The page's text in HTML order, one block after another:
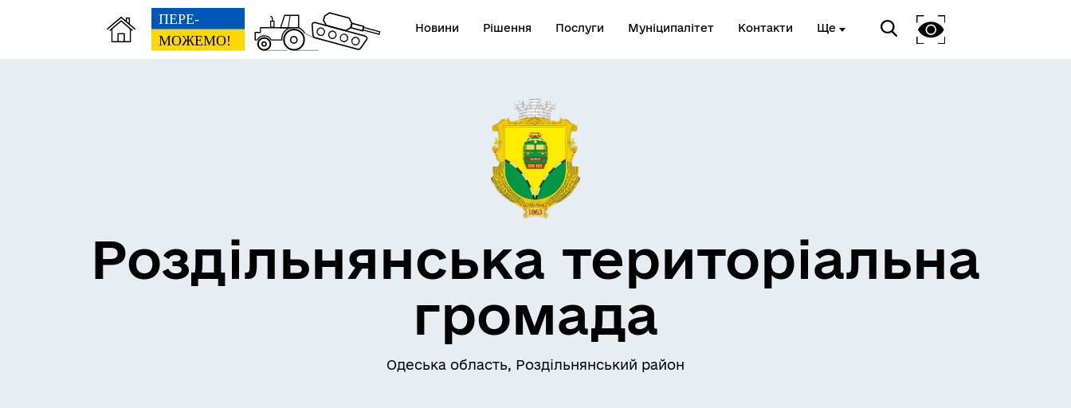
Новини Рішення Послуги Муніципалітет Контакти Ще
Цивільний захист населення
Пам’яті військових громади
Квитки на потяг для
військовослужбовців та їх
Роздільнянська територіальна
громада
Одеська область, Роздільнянський район